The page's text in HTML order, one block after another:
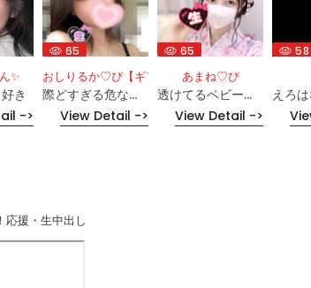
✨
き
->
65
おしりるか♡ぴ【ギフコメはじめました♡】
際どすぎる危ないTバック⚠︎
View Detail ->
65
あまね︎♡ぴ︎︎
透けてるベビードール♡ゴールでおぱんつも透け透けに…///
View Detail ->
58
えろ
援・生中出し